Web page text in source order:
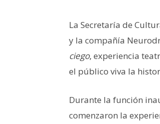
La Secretaría de
y la compañía
ciego, experiencia
el público viva la
Durante la función
comenzaron la